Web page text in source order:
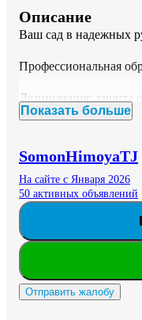
Описание
Ваш сад в надежных
Профессиональная
Дезинсекция: защита
Лечение болезней:
Весенняя обрезка и
Верну вашему саду
Показать больше
SomonHimoyaTJ
На сайте с Января 2026
50 активных объявлений
Отправить жалобу